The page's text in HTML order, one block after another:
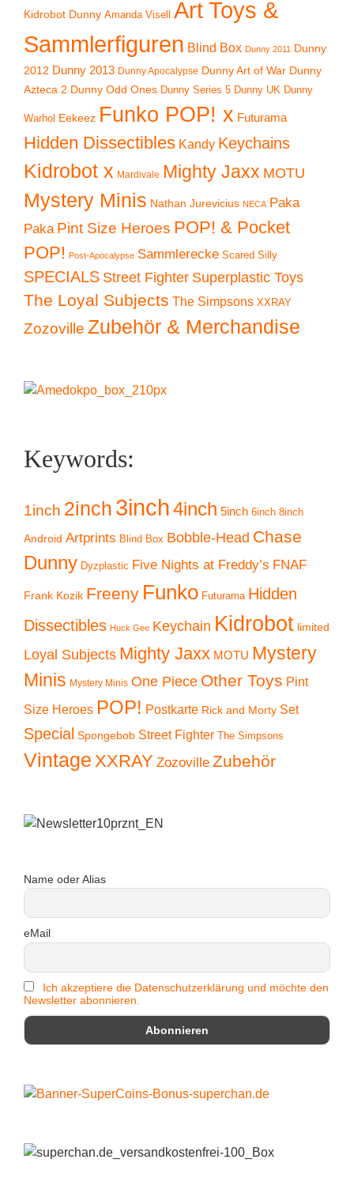
Kidrobot Dunny Amanda Visell
Art Toys &
Sammlerfiguren Blind Box Dunny 2011 Dunny
2012 Dunny 2013 Dunny Apocalypse Dunny Art of War Dunny
Azteca 2 Dunny Odd Ones Dunny Series 5 Dunny UK Dunny
Warhol Eekeez Funko POP! x Futurama
Hidden Dissectibles Kandy Keychains
Kidrobot x Mardivale Mighty Jaxx MOTU
Mystery Minis Nathan Jurevicius NECA Paka
Paka Pint Size Heroes POP! & Pocket
POP! Post-Apocalypse Sammlerecke Scared Silly
SPECIALS Street Fighter Superplastic Toys
The Loyal Subjects The Simpsons XXRAY
Zozoville Zubehör & Merchandise
Keywords:
1inch 2inch 3inch4inch 5inch 6inch 8inch
Android Artprints Blind Box Bobble-Head Chase
Dunny Dyzplastic Five Nights at Freddy’s FNAF
Frank Kozik Freeny Funko Futurama Hidden
Dissectibles Huck Gee Keychain Kidrobot limited
Loyal Subjects Mighty Jaxx MOTU Mystery
Minis Mystery Minis One Piece Other Toys Pint
Size Heroes POP! Postkarte Rick and Morty Set
Special Spongebob Street Fighter The Simpsons
Vintage XXRAY Zozoville Zubehör
Name oder Alias
eMail
Ich akzeptiere die Datenschutzerklärung und möchte den
Newsletter abonnieren.